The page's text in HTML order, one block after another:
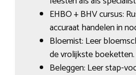
EHBO + BHV cursus:
accuraat handelen in
Bloemist: Leer
de vrolijkste boeketten.
Beleggen: Leer stap-